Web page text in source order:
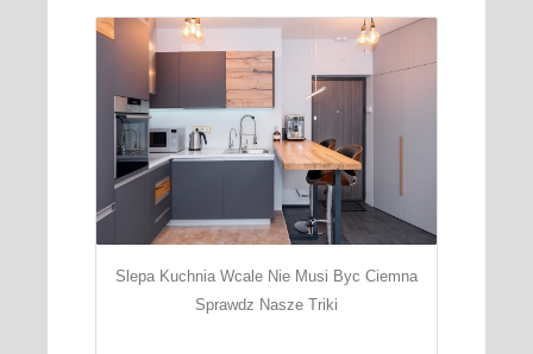
Slepa Kuchnia Wcale Nie Musi Byc Ciemna
Sprawdz Nasze Triki